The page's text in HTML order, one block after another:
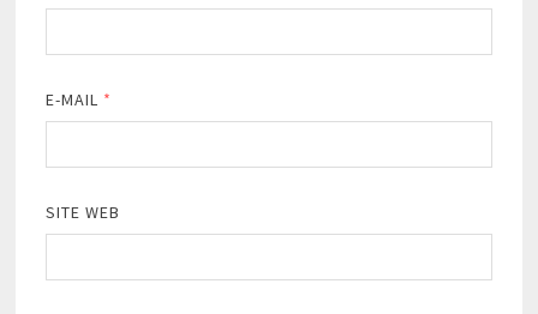
E-MAIL *
SITE WEB